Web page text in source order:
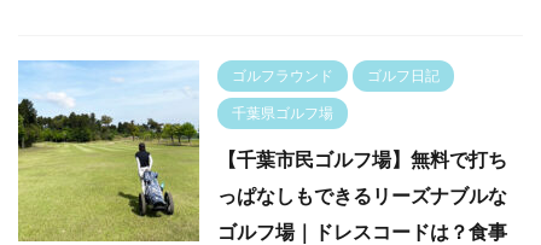
ゴルフラウンド ゴルフ日記
千葉県ゴルフ場
【千葉市民ゴルフ場】無料で打ち
っぱなしもできるリーズナブルな
ゴルフ場｜ドレスコードは？食事